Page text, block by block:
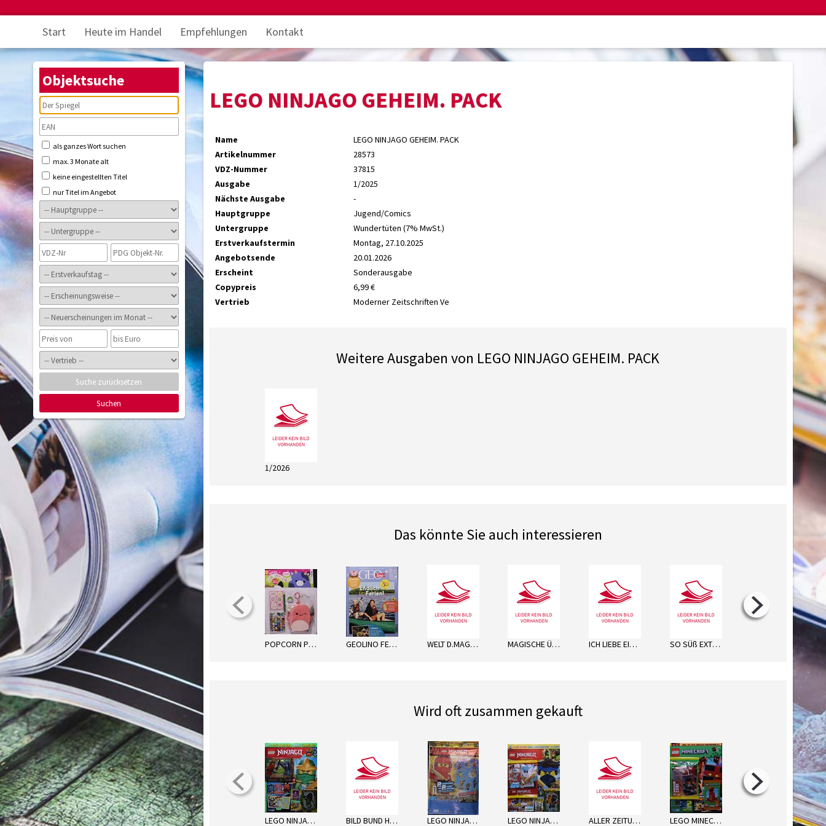
Start Heute im Handel Empfehlungen Kontakt
Objektsuche
als ganzes Wort suchen
max. 3 Monate alt
keine eingestellten Titel
nur Titel im Angebot
Suche zurücksetzen
Suchen
LEGO NINJAGO GEHEIM. PACK
Name
LEGO NINJAGO GEHEIM. PACK
Artikelnummer
28573
VDZ-Nummer
37815
Ausgabe
1/2025
Nächste Ausgabe
-
Hauptgruppe
Jugend/Comics
Untergruppe
Wundertüten (7% MwSt.)
Erstverkaufstermin
Montag, 27.10.2025
Angebotsende
20.01.2026
Erscheint
Sonderausgabe
Copypreis
6,99 €
Vertrieb
Moderner Zeitschriften Ve
Weitere Ausgaben von LEGO NINJAGO GEHEIM. PACK
1/2026
Das könnte Sie auch interessieren
POPCORN PRÄSENT.SQUISHMALLOWS GEOLINO FERIENHEFT WELT D.MAGISCHEN GESC MAGISCHE ÜBERRASCH.WT ICH LIEBE EINHÖRNER SO SÜß EXTRA WT ZOMBIEMAN
next
Wird oft zusammen gekauft
LEGO NINJAGO LEGACY BILD BUND HANNOVER MO LEGO NINJAGO WUNDERTÜ LEGO NINJAGO ALLER ZEITUNG MO LEGO MINECRAFT TOPMODEL FRIENDS CLUB
next